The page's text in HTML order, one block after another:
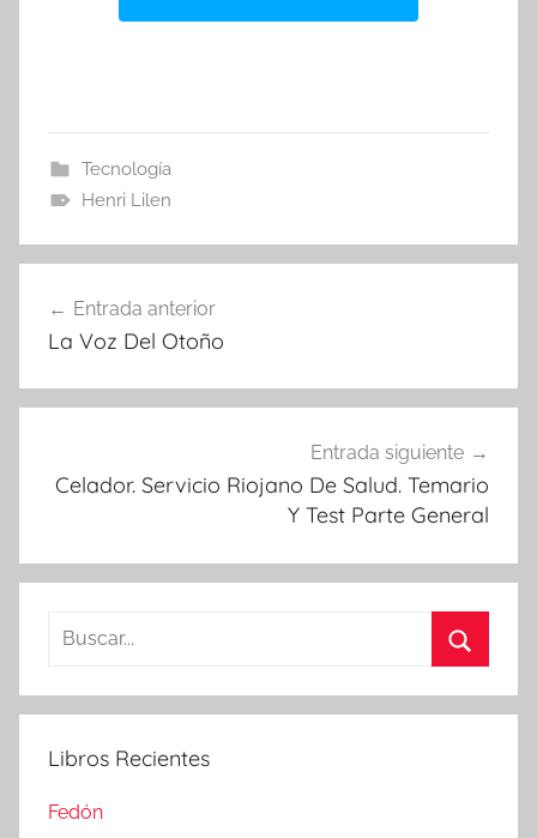
Tecnología
Henri Lilen
de
Entrada anterior
La Voz Del Otoño
Entrada siguiente
Celador. Servicio Riojano De Salud. Temario
Y Test Parte General
Buscar:
Libros Recientes
Fedón